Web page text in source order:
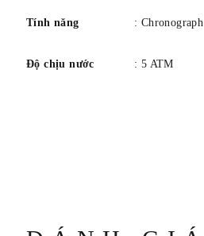
Tính năng : Chronograph
Độ chịu nước : 5 ATM